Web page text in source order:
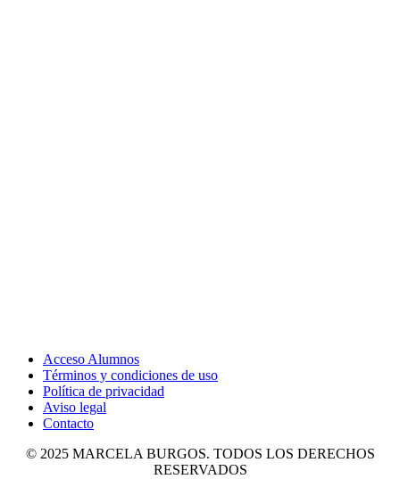
Acceso Alumnos
Términos y condiciones de uso
Política de privacidad
Aviso legal
Contacto
© 2025 MARCELA BURGOS. TODOS LOS DERECHOS
RESERVADOS